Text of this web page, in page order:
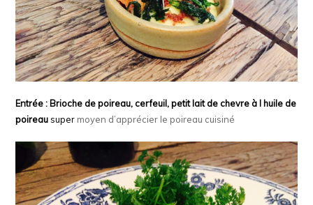
Entrée : Brioche de poireau, cerfeuil, petit lait de chevre à l huile de
poireau super moyen d’apprécier le poireau cuisiné